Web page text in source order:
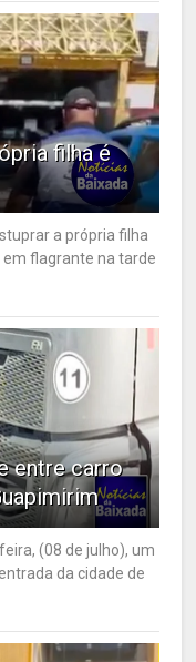
filha é
a própria filha
em flagrante na tarde
entre carro
(08 de julho), um
da cidade de